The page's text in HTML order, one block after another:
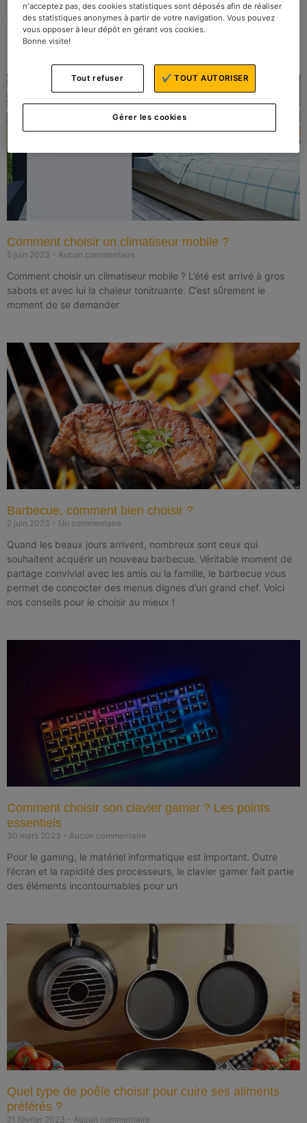
La chaleur arrive, c’est pourquoi il est important de se sentir au
frais chez soit ! Et quoi de mieux pour cela, qu’un ventilateur ?
Voici nos astuces pour trouver le ventilateur parfait !
Comment choisir un climatiseur mobile ?
5 juin 2023 Aucun commentaire
Comment choisir un climatiseur mobile ? L’été est arrivé à gros
sabots et avec lui la chaleur tonitruante. C’est sûrement le
moment de se demander
Barbecue, comment bien choisir ?
2 juin 2023 Un commentaire
Quand les beaux jours arrivent, nombreux sont ceux qui
souhaitent acquérir un nouveau barbecue. Véritable moment de
partage convivial avec les amis ou la famille, le barbecue vous
permet de concocter des menus dignes d’un grand chef. Voici
nos conseils pour le choisir au mieux !
Comment choisir son clavier gamer ? Les points
essentiels
30 mars 2023 Aucun commentaire
Pour le gaming, le matériel informatique est important. Outre
l’écran et la rapidité des processeurs, le clavier gamer fait partie
des éléments incontournables pour un
Quel type de poêle choisir pour cuire ses aliments
préférés ?
21 février 2023 Aucun commentaire
n'acceptez pas, des cookies statistiques sont déposés afin de réaliser
des statistiques anonymes à partir de votre navigation. Vous pouvez
vous opposer à leur dépôt en gérant vos cookies.
Bonne visite!
Gérer les cookies
Tout refuser ✔ TOUT AUTORISER